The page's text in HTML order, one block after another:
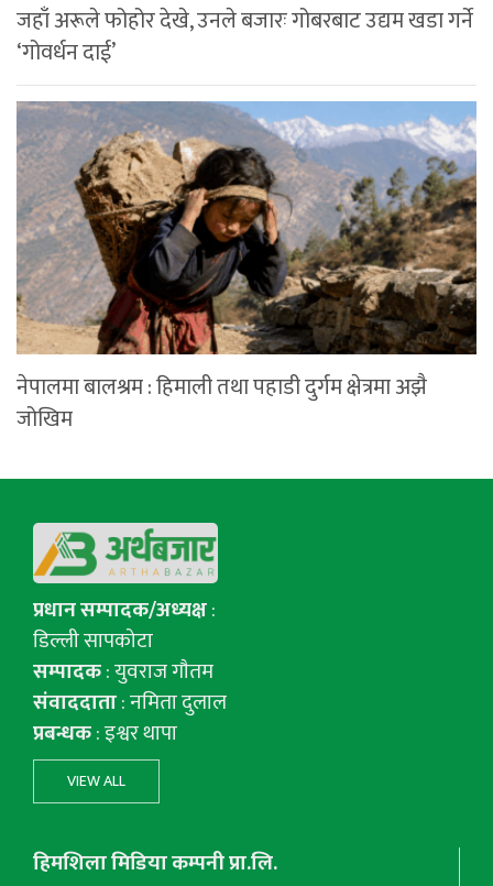
जहाँ अरूले फोहोर देखे, उनले बजारः गोबरबाट उद्यम खडा गर्ने
‘गोवर्धन दाई’
नेपालमा बालश्रम : हिमाली तथा पहाडी दुर्गम क्षेत्रमा अझै
जोखिम
प्रधान सम्पादक/अध्यक्ष:
डिल्ली सापकोटा
सम्पादक: युवराज गाैतम
संवाददाता: नमिता दुलाल
प्रबन्धक: इश्वर थापा
VIEW ALL
हिमशिला मिडिया कम्पनी प्रा.लि.